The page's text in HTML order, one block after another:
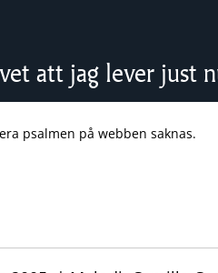
att jag lever just
psalmen på webben saknas.